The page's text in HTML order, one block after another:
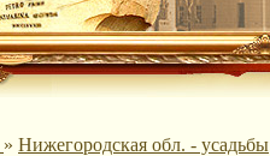
» Нижегородская обл. - усадьбы